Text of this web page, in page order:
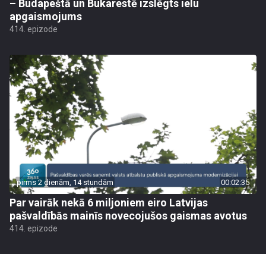
– Budapeštā un Bukarestē izslēgts ielu
apgaismojums
414. epizode
pirms 2 dienām, 14 stundām 00:02:35
Par vairāk nekā 6 miljoniem eiro Latvijas
pašvaldībās mainīs novecojušos gaismas avotus
414. epizode